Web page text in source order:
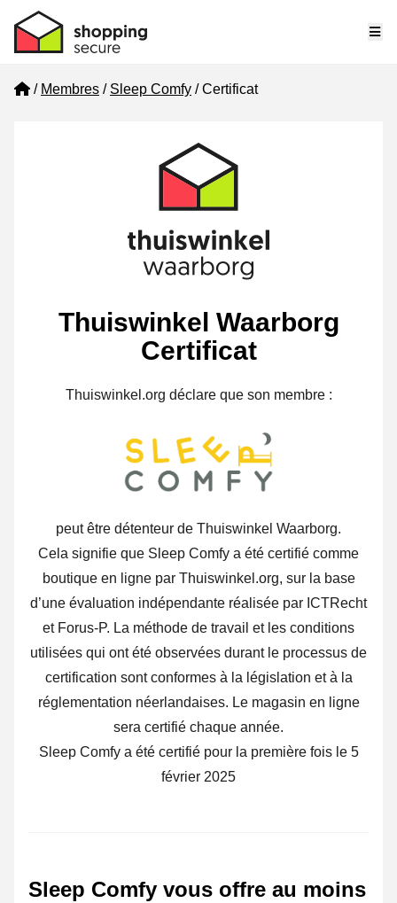
Home
Membres Sleep Comfy Certificat
Thuiswinkel Waarborg
Certificat
Thuiswinkel.org déclare que son membre :
peut être détenteur de Thuiswinkel Waarborg.
Cela signifie que Sleep Comfy a été certifié comme
boutique en ligne par Thuiswinkel.org, sur la base
d’une évaluation indépendante réalisée par ICTRecht
et Forus-P. La méthode de travail et les conditions
utilisées qui ont été observées durant le processus de
certification sont conformes à la législation et à la
réglementation néerlandaises. Le magasin en ligne
sera certifié chaque année.
Sleep Comfy a été certifié pour la première fois le 5
février 2025
Sleep Comfy vous offre au moins